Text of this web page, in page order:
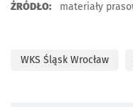
ŹRÓDŁO: materiały
WKS Śląsk Wrocław